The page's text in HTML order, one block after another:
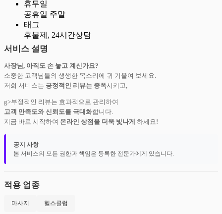
휴무일
공휴일 주말
태그
후불제, 24시간상담
서비스 설명
사장님, 아직도 손 놓고 계신가요?
소중한 고객님들의 생생한 목소리에 귀 기울여 보세요.
저희 서비스는 긍정적인 리뷰는 증폭시키고,
g>부정적인 리뷰는 효과적으로 관리하여
고객 만족도와 신뢰도를 극대화합니다.
지금 바로 시작하여 온라인 상점을 더욱 빛나게 하세요!
공지 사항
본 서비스의 모든 권한과 책임은 등록한 전문가에게 있습니다.
적용 업종
마사지 헬스클럽